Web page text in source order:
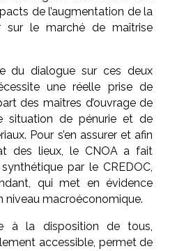
de l’augmentation de la
sur le marché de maîtrise
du dialogue sur ces deux
une réelle prise de
des maîtres d’ouvrage de
situation de pénurie et de
Pour s’en assurer et afin
des lieux, le CNOA a fait
par le CREDOC,
qui met en évidence
niveau macroéconomique.
à la disposition de tous,
accessible, permet de